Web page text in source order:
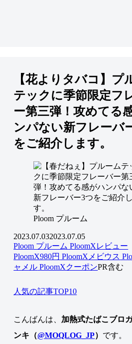
【花よりタバコ】プ
テックに季節限定フ
ー第三弾！攻めてる
ンパない新フレーバ
をご紹介します。
Ploom プルーム
2023.07.032023.07.05
Ploom プルーム PloomXレビュー
PloomX980円 PloomXメビウス
ャメル PloomXクーポンPR含む
人気の記事TOP10
こんばんは、 加熱式たばこブロ
ンキ（@MOQLOG_JP） です。